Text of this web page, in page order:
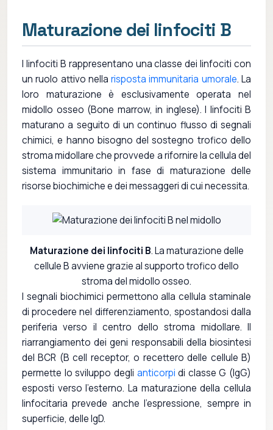
Maturazione dei linfociti B
I linfociti B rappresentano una classe dei linfociti con
un ruolo attivo nellarisposta immunitaria umorale. La
loro maturazione è esclusivamente operata nel
midollo osseo (Bone marrow, in inglese). I linfociti B
maturano a seguito di un continuo flusso di segnali
chimici, e hanno bisogno del sostegno trofico dello
stroma midollare che provvede a rifornire la cellula del
sistema immunitario in fase di maturazione delle
risorse biochimiche e dei messaggeri di cui necessita.
Maturazione dei linfociti B. La maturazione delle
cellule B avviene grazie al supporto trofico dello
stroma del midollo osseo.
I segnali biochimici permettono alla cellula staminale
di procedere nel differenziamento, spostandosi dalla
periferia verso il centro dello stroma midollare. Il
riarrangiamento dei geni responsabili della biosintesi
del BCR (B cell receptor, o recettero delle cellule B)
permette lo sviluppo degli anticorpi di classe G (IgG)
esposti verso l'esterno. La maturazione della cellula
linfocitaria prevede anche l'espressione, sempre in
superficie, delle IgD.